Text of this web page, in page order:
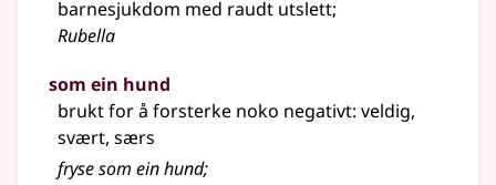
barnesjukdom med raudt utslett;
Rubella
som ein hund
brukt for å forsterke noko negativt: veldig,
svært, særs
fryse som ein hund;